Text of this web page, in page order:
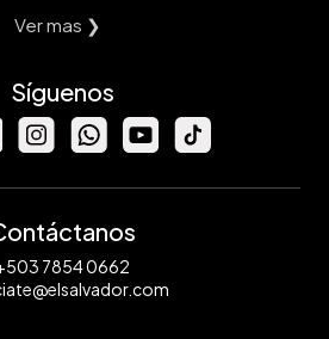
Ver mas ❯
Síguenos
7854 0662